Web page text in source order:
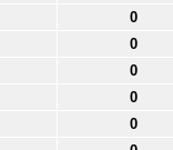
0
0
0
0
0